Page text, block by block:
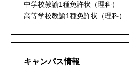
中学校教諭1種免許状（理科）
高等学校教諭1種免許状（理科）
キャンパス情報